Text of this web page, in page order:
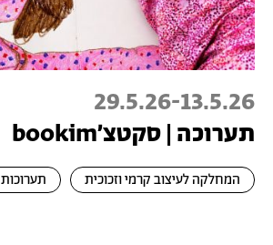
13.5.26
-
29.5.26
תערוכה | סקטצ׳bookim
המחלקה לעיצוב קרמי וזכוכית תערוכות